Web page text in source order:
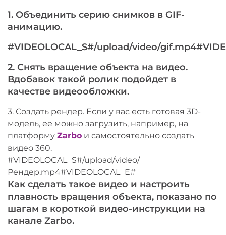
1. Объединить серию снимков в GIF-
анимацию.
#VIDEOLOCAL_S#/upload/video/
2. Снять вращение объекта на видео.
Вдобавок такой ролик подойдет в
качестве видеообложки.
3. Создать рендер. Если у вас есть готовая 3D-
модель, ее можно загрузить, например, на
платформу Zarbo и самостоятельно создать
видео 360.
#VIDEOLOCAL_S#/upload/video/
Рендер.mp4#VIDEOLOCAL_E#
Как сделать такое видео и настроить
плавность вращения объекта, показано по
шагам в короткой видео-инструкции на
канале Zarbo.